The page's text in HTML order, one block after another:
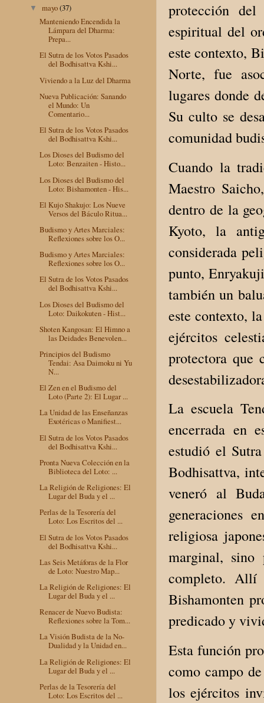
protección
espiritual del
este contexto,
Norte, fue
lugares donde
Su culto se
comunidad
Cuando la
Maestro
dentro de la
Kyoto, la
considerada
punto,
también un
este contexto,
ejércitos
protectora que
La escuela
encerrada en
estudió el
Bodhisattva,
veneró al
generaciones
religiosa
marginal, sino
completo. Allí
Bishamonten
predicado y
Esta función
como campo
los ejércitos
▼mayo(37)
Manteniendo Encendida la
Lámpara del Dharma:
Prepa...
El Sutra de los Votos Pasados
del Bodhisattva Kshi...
Viviendo a la Luz del Dharma
Nueva Publicación: Sanando
el Mundo: Un
Comentario...
El Sutra de los Votos Pasados
del Bodhisattva Kshi...
Los Dioses del Budismo del
Loto: Benzaiten - Histo...
Los Dioses del Budismo del
Loto: Bishamonten - His...
El Kujo Shakujo: Los Nueve
Versos del Báculo Ritua...
Budismo y Artes Marciales:
Reflexiones sobre los O...
Budismo y Artes Marciales:
Reflexiones sobre los O...
El Sutra de los Votos Pasados
del Bodhisattva Kshi...
Los Dioses del Budismo del
Loto: Daikokuten - Hist...
Shoten Kangosan: El Himno a
las Deidades Benevolen...
Principios del Budismo
Tendai: Asa Daimoku ni Yu
N...
El Zen en el Budismo del
Loto (Parte 2): El Lugar ...
La Unidad de las Enseñanzas
Exotéricas o Manifiest...
El Sutra de los Votos Pasados
del Bodhisattva Kshi...
Pronta Nueva Colección en la
Biblioteca del Loto: ...
La Religión de Religiones: El
Lugar del Buda y el ...
Perlas de la Tesorería del
Loto: Los Escritos del ...
El Sutra de los Votos Pasados
del Bodhisattva Kshi...
Las Seis Metáforas de la Flor
de Loto: Nuestro Map...
La Religión de Religiones: El
Lugar del Buda y el ...
Renacer de Nuevo Budista:
Reflexiones sobre la Tom...
La Visión Budista de la No-
Dualidad y la Unidad en...
La Religión de Religiones: El
Lugar del Buda y el ...
Perlas de la Tesorería del
Loto: Los Escritos del ...